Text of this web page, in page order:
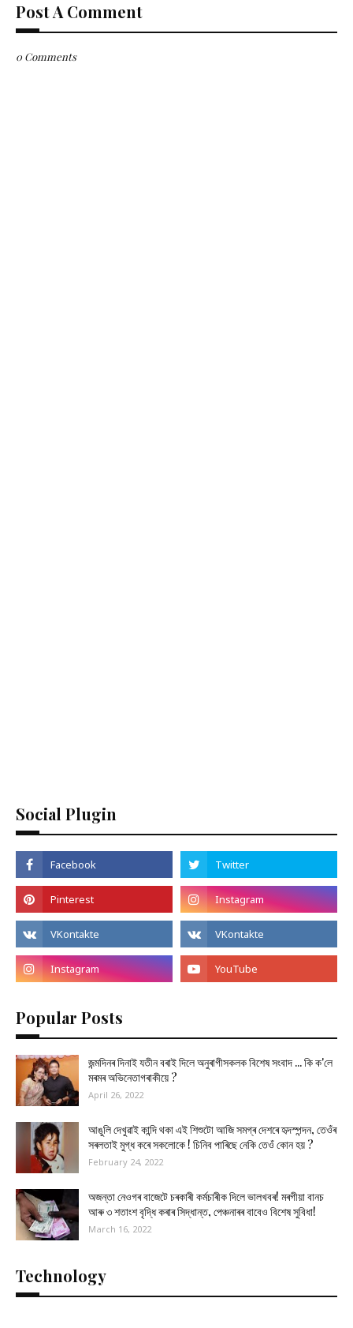
Post A Comment
0 Comments
Social Plugin
Popular Posts
জন্মদিনৰ দিনাই যতীন বৰাই দিলে অনুৰাগীসকলক বিশেষ সংবাদ ... কি ক'লে
মৰমৰ অভিনেতাগৰাকীয়ে ?
April 26, 2022
আঙুলি দেখুৱাই কান্দি থকা এই শিশুটো আজি সমগ্ৰ দেশৰে হৃদস্পন্দন, তেওঁৰ
সৰলতাই মুগ্ধ কৰে সকলোকে ! চিনিব পাৰিছে নেকি তেওঁ কোন হয় ?
February 24, 2022
অজন্তা নেওগৰ বাজেটে চৰকাৰী কৰ্মচাৰীক দিলে ভালখবৰ! মৰগীয়া বানচ
আৰু ৩ শতাংশ বৃদ্ধি কৰাৰ সিদ্ধান্ত, পেঞ্চনাৰৰ বাবেও বিশেষ সুবিধা!
March 16, 2022
Technology